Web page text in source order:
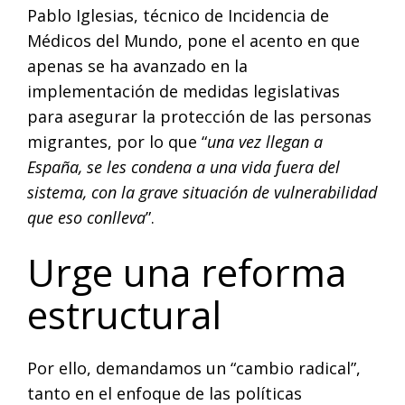
Pablo Iglesias, técnico de Incidencia de
Médicos del Mundo, pone el acento en que
apenas se ha avanzado en la
implementación de medidas legislativas
para asegurar la protección de las personas
migrantes, por lo que “una vez llegan a
España, se les condena a una vida fuera del
sistema, con la grave situación de vulnerabilidad
que eso conlleva”.
Urge una reforma
estructural
Por ello, demandamos un “cambio radical”,
tanto en el enfoque de las políticas